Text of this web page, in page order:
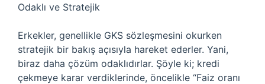
Odaklı ve Stratejik
Erkekler, genellikle GKS sözleşmesini okurken
stratejik bir bakış açısıyla hareket ederler. Yani,
biraz daha çözüm odaklıdırlar. Şöyle ki; kredi
çekmeye karar verdiklerinde, öncelikle “Faiz oranı